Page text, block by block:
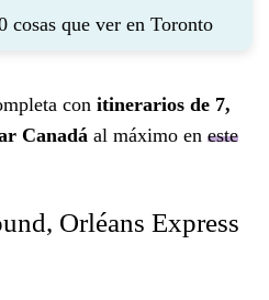
cosas que ver en Toronto
con itinerarios de 7,
Canadá al máximo en este
Orléans Express